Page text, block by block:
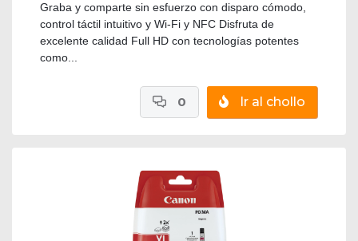
Graba y comparte sin esfuerzo con disparo cómodo,
control táctil intuitivo y Wi-Fi y NFC Disfruta de
excelente calidad Full HD con tecnologías potentes
como...
Ir al chollo
0